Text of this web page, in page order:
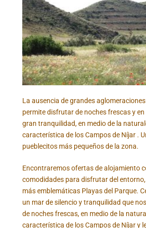
La ausencia de grandes
permite disfrutar de noches frescas y en
gran tranquilidad, en medio de la
característica de los Campos de Níjar .
pueblecitos más pequeños de la zona.
Encontraremos ofertas de alojamiento
comodidades para disfrutar del
más emblemáticas Playas del Parque.
un mar de silencio y tranquilidad que
de noches frescas, en medio de la
característica de los Campos de Níjar y